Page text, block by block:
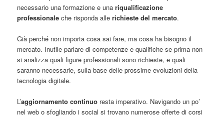
necessario una formazione e unariqualificazione
professionale che risponda allerichieste del mercato.
Già perché non importa cosa sai fare, ma cosa ha bisogno il
mercato. Inutile parlare di competenze e qualifiche se prima non
si analizza quali figure professionali sono richieste, e quali
saranno necessarie, sulla base delle prossime evoluzioni della
tecnologia digitale.
L’aggiornamento continuo resta imperativo. Navigando un po’
nel web o sfogliando i social si trovano numerose offerte di corsi